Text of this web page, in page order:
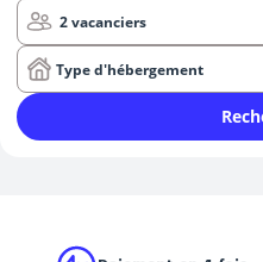
2 vacanciers
Type d'hébergement